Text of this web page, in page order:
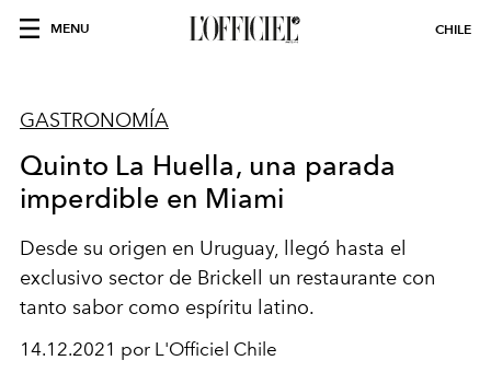
MENU CHILE
GASTRONOMÍA
Quinto La Huella, una parada
imperdible en Miami
Desde su origen en Uruguay, llegó hasta el
exclusivo sector de Brickell un restaurante con
tanto sabor como espíritu latino.
14.12.2021 por L'Officiel Chile